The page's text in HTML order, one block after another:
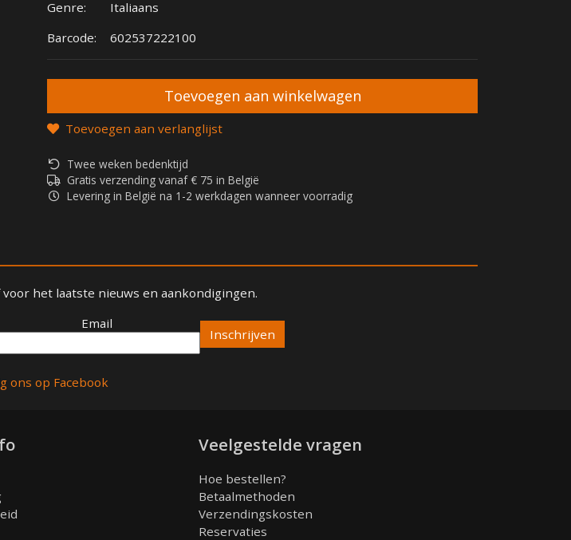
Genre:
Italiaans
Barcode:
602537222100
Toevoegen aan verlanglijst
Twee weken bedenktijd
Gratis verzending vanaf € 75 in België
Levering in België na 1-2 werkdagen wanneer voorradig
het laatste nieuws en aankondigingen.
Email
Email
ons op Facebook
Veelgestelde vragen
Hoe bestellen?
Betaalmethoden
Verzendingskosten
Reservaties